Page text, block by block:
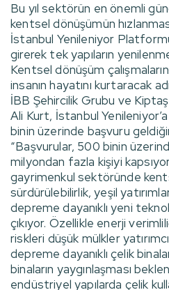
Bu yıl sektörün en önemli
kentsel dönüşümün
İstanbul Yenileniyor
girerek tek yapıların
Kentsel dönüşüm
insanın hayatını kurtaracak
İBB Şehircilik Grubu ve
Ali Kurt, İstanbul
binin üzerinde başvuru
“Başvurular, 500 binin
milyondan fazla kişiyi
gayrimenkul sektöründe
sürdürülebilirlik, yeşil
depreme dayanıklı yeni
çıkıyor. Özellikle enerji
riskleri düşük mülkler
depreme dayanıklı çelik
binaların yaygınlaşması
endüstriyel yapılarda çelik